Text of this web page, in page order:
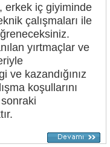
erkek iç giyiminde
çalışmaları ile
yırtmaçlar ve
ve kazandığınız
koşullarını
sonraki